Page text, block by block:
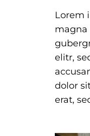
Lorem
magna
elitr,
dolor
erat,